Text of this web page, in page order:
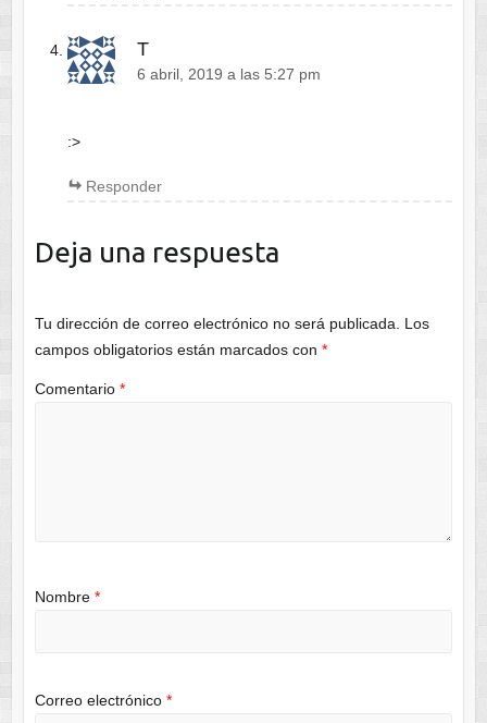
T
6 abril, 2019 a las 5:27 pm
:>
Responder
Deja una respuesta
Tu dirección de correo electrónico no será publicada. Los
campos obligatorios están marcados con *
Comentario *
Nombre *
Correo electrónico *